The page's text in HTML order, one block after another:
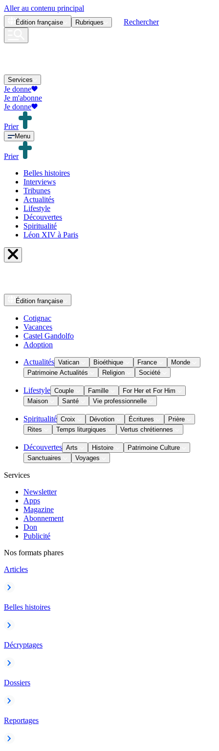
Aller au contenu principal
Édition française Rubriques Rechercher
Services
Je donne
Je m'abonne
Je donne
Prier
Menu
Prier
Belles histoires
Interviews
Tribunes
Actualités
Lifestyle
Découvertes
Spiritualité
Léon XIV à Paris
Édition française
Cotignac
Vacances
Castel Gandolfo
Adoption
Actualités Vatican Bioéthique France
Monde
Patrimoine Actualités
Religion Société
Lifestyle Couple Famille
For Her et For Him
Maison
Santé Vie professionnelle
Spiritualité Croix Dévotion Écritures
Prière
Rites
Temps liturgiques Vertus chrétiennes
Découvertes Arts Histoire
Patrimoine Culture
Sanctuaires
Voyages
Services
Newsletter
Apps
Magazine
Abonnement
Don
Publicité
Nos formats phares
Articles
Belles histoires
Décryptages
Dossiers
Reportages